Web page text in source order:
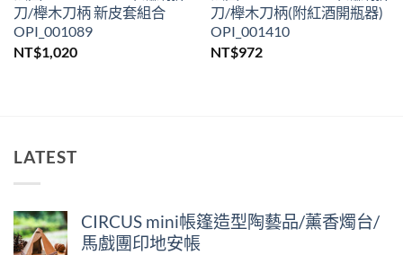
刀/櫸木刀柄 新皮套組合
OPI_001089
NT$1,020
刀/櫸木刀柄(附紅酒開瓶器)
OPI_001410
NT$972
LATEST
CIRCUS mini帳篷造型陶藝品/薰香燭台/
馬戲團印地安帳